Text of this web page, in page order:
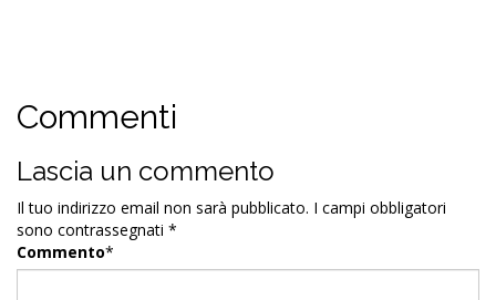
Commenti
Lascia un commento
Il tuo indirizzo email non sarà pubblicato. I campi obbligatori
sono contrassegnati *
Commento*